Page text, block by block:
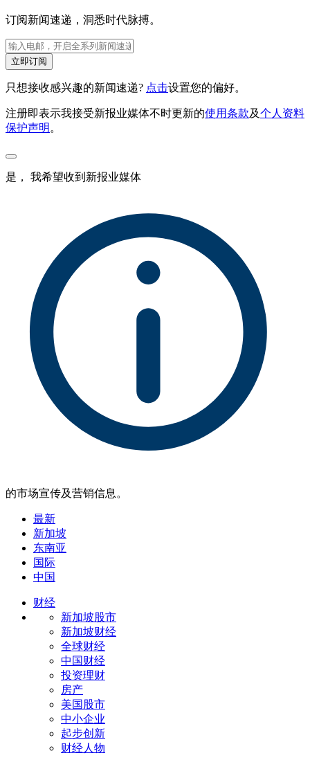
订阅新闻速递，洞悉时代脉搏。
立即订阅
只想接收感兴趣的新闻速递? 点击设置您的偏好。
注册即表示我接受新报业媒体不时更新的使用条款及个人资料
保护声明。
是， 我希望收到新报业媒体
的市场宣传及营销信息。
最新
新加坡
东南亚
国际
中国
财经
新加坡股市
新加坡财经
全球财经
中国财经
投资理财
房产
美国股市
中小企业
起步创新
财经人物